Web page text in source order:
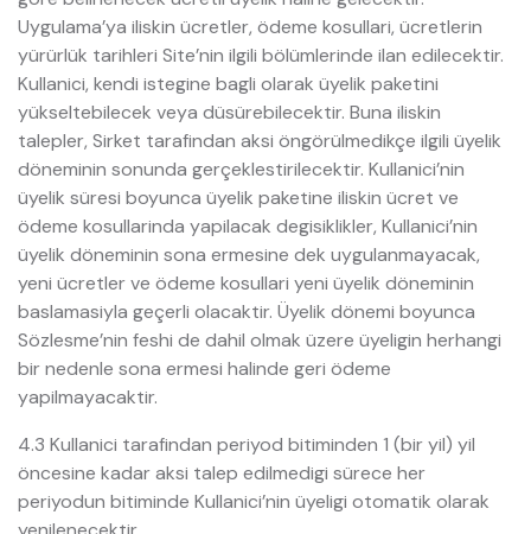
Uygulama’ya iliskin ücretler, ödeme kosullari, ücretlerin
yürürlük tarihleri Site’nin ilgili bölümlerinde ilan edilecektir.
Kullanici, kendi istegine bagli olarak üyelik paketini
yükseltebilecek veya düsürebilecektir. Buna iliskin
talepler, Sirket tarafindan aksi öngörülmedikçe ilgili üyelik
döneminin sonunda gerçeklestirilecektir. Kullanici’nin
üyelik süresi boyunca üyelik paketine iliskin ücret ve
ödeme kosullarinda yapilacak degisiklikler, Kullanici’nin
üyelik döneminin sona ermesine dek uygulanmayacak,
yeni ücretler ve ödeme kosullari yeni üyelik döneminin
baslamasiyla geçerli olacaktir. Üyelik dönemi boyunca
Sözlesme’nin feshi de dahil olmak üzere üyeligin herhangi
bir nedenle sona ermesi halinde geri ödeme
yapilmayacaktir.
4.3 Kullanici tarafindan periyod bitiminden 1 (bir yil) yil
öncesine kadar aksi talep edilmedigi sürece her
periyodun bitiminde Kullanici’nin üyeligi otomatik olarak